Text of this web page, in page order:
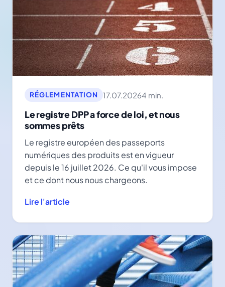
RÉGLEMENTATION 17.07.20264 min.
Le registre DPP a force de loi, et nous
sommes prêts
Le registre européen des passeports
numériques des produits est en vigueur
depuis le 16 juillet 2026. Ce qu'il vous impose
et ce dont nous nous chargeons.
Lire l'article